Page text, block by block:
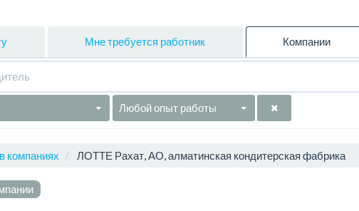
Мне требуется работник Компании
Любой опыт работы
компаниях ЛОТТЕ Рахат, АО, алматинская кондитерская фабрика